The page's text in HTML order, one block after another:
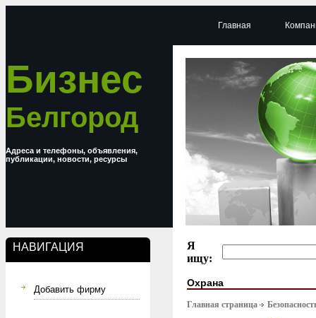
Бизнес
Белгород
Адреса и телефоны, объявления,
публикации, новости, ресурсы
НАВИГАЦИЯ
Добавить фирму
Главная
Я
ищу:
Охрана
Главная страница